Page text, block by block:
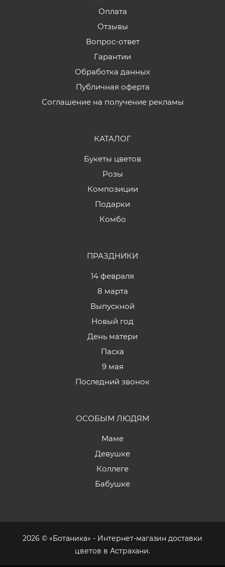
Оплата
Отзывы
Вопрос-ответ
Гарантии
Обработка данных
Публичная оферта
Соглашение на получение рекламы
КАТАЛОГ
Букеты цветов
Розы
Композиции
Подарки
Комбо
ПРАЗДНИКИ
14 февраля
8 марта
Выпускной
Новый год
День матери
Пасха
9 мая
Последний звонок
ОСОБЫМ ЛЮДЯМ
Маме
Девушке
Коллеге
Бабушке
2026 © «Ботаника» - Интернет-магазин доставки
цветов в Астрахани.